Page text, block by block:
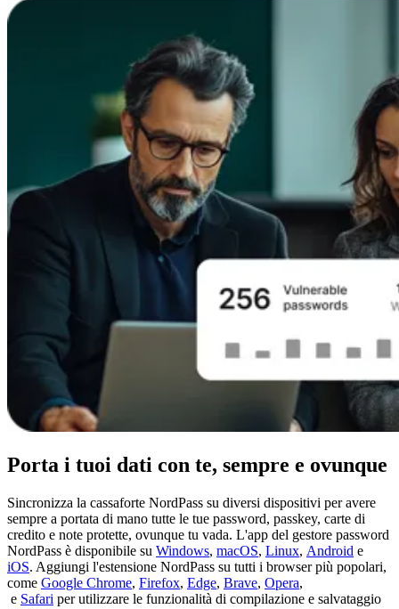
Porta i tuoi dati con te, sempre e ovunque
Sincronizza la cassaforte NordPass su diversi dispositivi per avere
sempre a portata di mano tutte le tue password, passkey, carte di
credito e note protette, ovunque tu vada. L'app del gestore password
NordPass è disponibile su Windows, macOS, Linux, Android e
iOS. Aggiungi l'estensione NordPass su tutti i browser più popolari,
come Google Chrome, Firefox, Edge, Brave, Opera,
e Safari per utilizzare le funzionalità di compilazione e salvataggio